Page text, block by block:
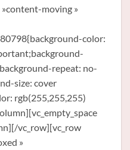
moving »
color:
repeat: no-
size: cover
rgb(255,255,255)
vc_row][vc_row
»